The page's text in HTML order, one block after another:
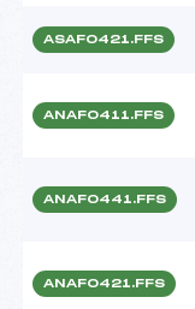
ASAF0421.FFS
ANAF0411.FFS
ANAF0441.FFS
ANAF0421.FFS